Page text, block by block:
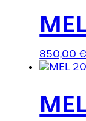
850,00€